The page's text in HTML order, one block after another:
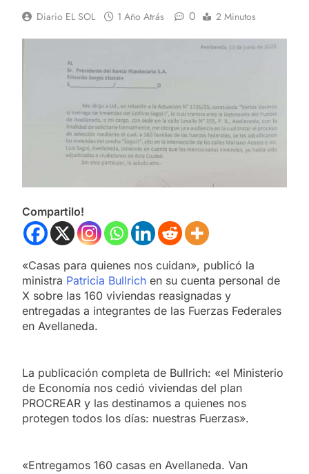
Diario EL SOL 1 Año Atrás 0 2 Minutos
Compartilo!
«Casas para quienes nos cuidan», publicó la
ministra Patricia Bullrich en su cuenta personal de
X sobre las 160 viviendas reasignadas y
entregadas a integrantes de las Fuerzas Federales
en Avellaneda.
La publicación completa de Bullrich: «el Ministerio
de Economía nos cedió viviendas del plan
PROCREAR y las destinamos a quienes nos
protegen todos los días: nuestras Fuerzas».
«Entregamos 160 casas en Avellaneda. Van